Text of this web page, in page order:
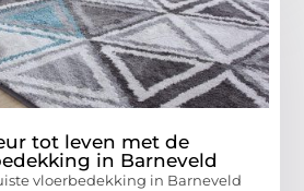
tot leven met de
in Barneveld
vloerbedekking in Barneveld